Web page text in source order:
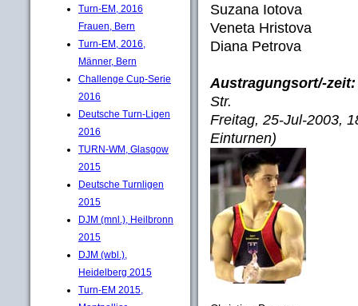
Turn-EM, 2016
Frauen, Bern
Turn-EM, 2016,
Männer, Bern
Challenge Cup-Serie
2016
Deutsche Turn-Ligen
2016
TURN-WM, Glasgow
2015
Deutsche Turnligen
2015
DJM (mnl.), Heilbronn
2015
DJM (wbl.),
Heidelberg 2015
Turn-EM 2015,
Suzana Iotova
Veneta Hristova
Diana Petrova
Austragungsort/-zeit:
Str.
Freitag, 25-Jul-2003,
Einturnen)